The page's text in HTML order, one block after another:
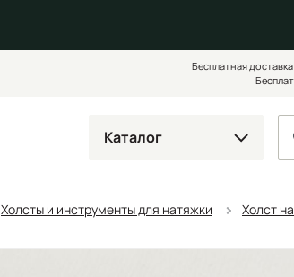
Бесплатная
Каталог
Холсты и инструменты для натяжки Холст